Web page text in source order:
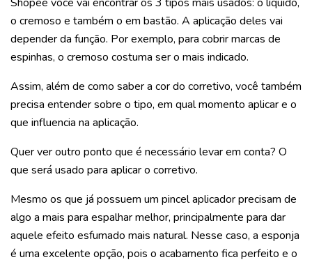
o cremoso e também o em bastão. A aplicação deles vai
depender da função. Por exemplo, para cobrir marcas de
espinhas, o cremoso costuma ser o mais indicado.
Assim, além de como saber a cor do corretivo, você também
precisa entender sobre o tipo, em qual momento aplicar e o
que influencia na aplicação.
Quer ver outro ponto que é necessário levar em conta? O
que será usado para aplicar o corretivo.
Mesmo os que já possuem um pincel aplicador precisam de
algo a mais para espalhar melhor, principalmente para dar
aquele efeito esfumado mais natural. Nesse caso, a esponja
é uma excelente opção, pois o acabamento fica perfeito e o